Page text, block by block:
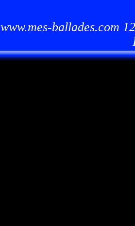
www.mes-ballades.com